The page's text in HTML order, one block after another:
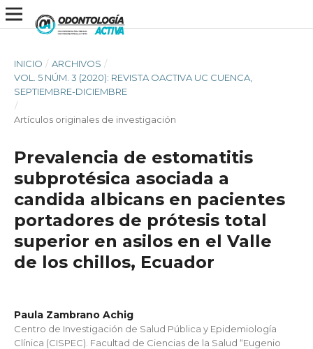
INICIO / ARCHIVOS /
VOL. 5 NÚM. 3 (2020): REVISTA OACTIVA UC CUENCA,
SEPTIEMBRE-DICIEMBRE
/
Artículos originales de investigación
Prevalencia de estomatitis
subprotésica asociada a
candida albicans en pacientes
portadores de prótesis total
superior en asilos en el Valle
de los chillos, Ecuador
Paula Zambrano Achig
Centro de Investigación de Salud Pública y Epidemiología
Clínica (CISPEC). Facultad de Ciencias de la Salud “Eugenio